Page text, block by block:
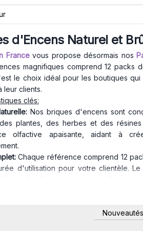
d'Encens Naturel et
Francevous propose désormais nos
magnifiques comprend 12 packs
le choix idéal pour les boutiques
leur clients.
clés:
Nos briques d'encens sont
plantes, des herbes et des
olfactive apaisante, aidant à
Chaque référence comprend 12
d'utilisation pour votre clientèle.
de décoration à part entière.
Nos briques d'encens
purificatrice, le bois de santalNouveautés
vous